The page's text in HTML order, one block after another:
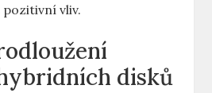
⁢vliv.
‌disků